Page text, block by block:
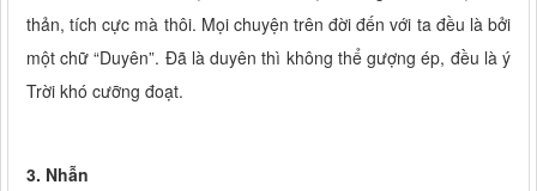
thản, tích cực mà thôi. Mọi chuyện trên đời đến với ta đều là bởi
một chữ “Duyên”. Đã là duyên thì không thể gượng ép, đều là ý
Trời khó cưỡng đoạt.
3. Nhẫn